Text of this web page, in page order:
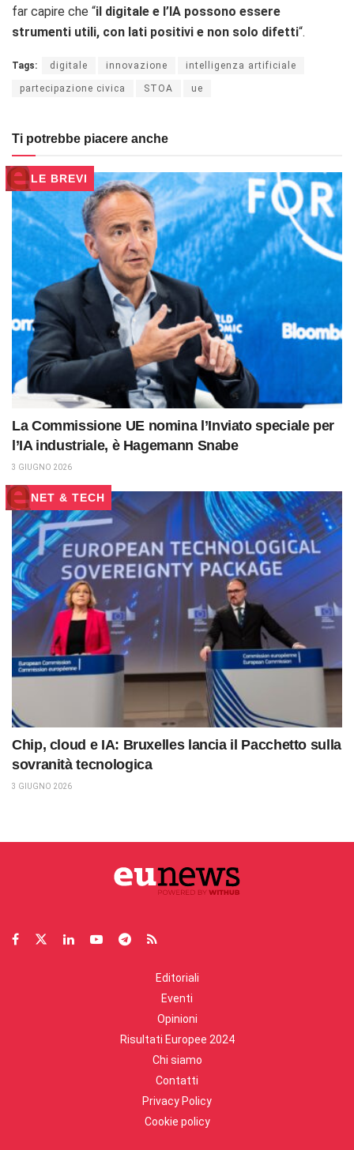
far capire che “il digitale e l’IA possono essere
strumenti utili, con lati positivi e non solo difetti“.
Tags: digitale innovazione intelligenza artificiale
partecipazione civica STOA ue
Ti potrebbe piacere anche
LE BREVI
La Commissione UE nomina l’Inviato speciale per
l’IA industriale, è Hagemann Snabe
3 GIUGNO 2026
NET & TECH
Chip, cloud e IA: Bruxelles lancia il Pacchetto sulla
sovranità tecnologica
3 GIUGNO 2026
Editoriali
Eventi
Opinioni
Risultati Europee 2024
Chi siamo
Contatti
Privacy Policy
Cookie policy